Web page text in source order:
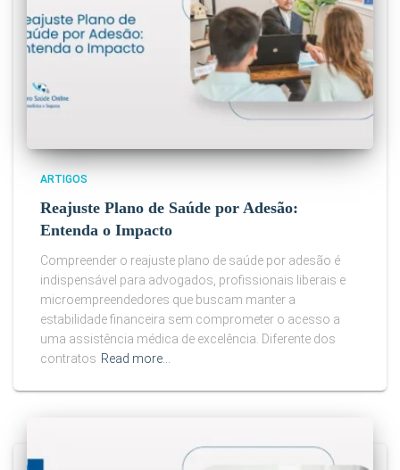
ARTIGOS
Reajuste Plano de Saúde por Adesão:
Entenda o Impacto
Compreender o reajuste plano de saúde por adesão é
indispensável para advogados, profissionais liberais e
microempreendedores que buscam manter a
estabilidade financeira sem comprometer o acesso a
uma assistência médica de excelência. Diferente dos
contratos Read more…